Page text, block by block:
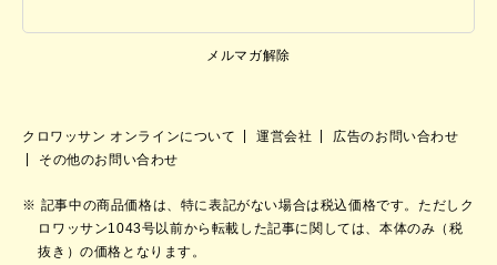
メルマガ解除
クロワッサン オンラインについて 運営会社
広告のお問い合わせ
その他のお問い合わせ
記事中の商品価格は、特に表記がない場合は税込価格です。ただしク
ロワッサン1043号以前から転載した記事に関しては、本体のみ（税
抜き）の価格となります。